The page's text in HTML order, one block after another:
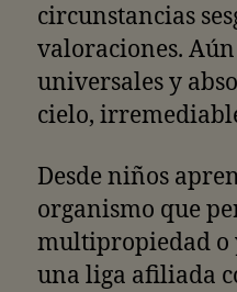
circunstancias
valoraciones.
universales y
cielo,
Desde niños
organismo que
multipropiedad o
una liga afiliada